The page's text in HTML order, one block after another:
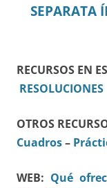
SEPARATA
RECURSOS EN
RESOLUCIONES
OTROS
Cuadros–
WEB: Qué